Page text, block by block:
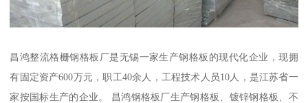
昌鸿整流格栅钢格板厂是无锡一家生产钢格板的现代化企业，现拥
有固定资产600万元，职工40余人，工程技术人员10人，是江苏省一
家按国标生产的企业。 昌鸿钢格板厂生产钢格板、镀锌钢格板、不